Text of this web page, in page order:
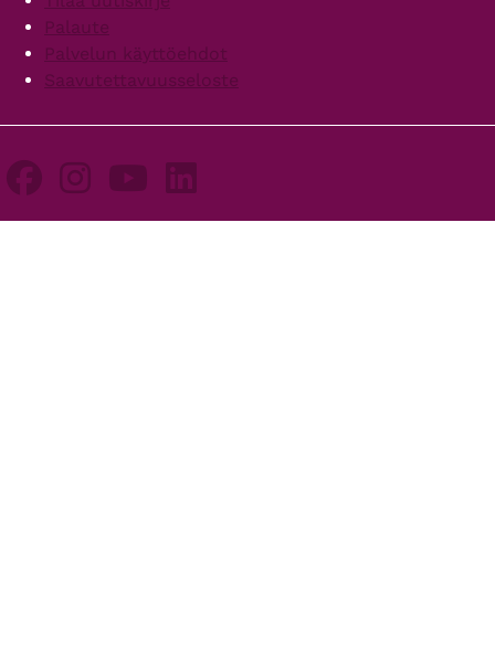
Palaute
Palvelun käyttöehdot
Saavutettavuusseloste